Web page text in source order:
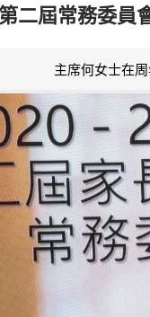
二屆常務委
主席何女士在